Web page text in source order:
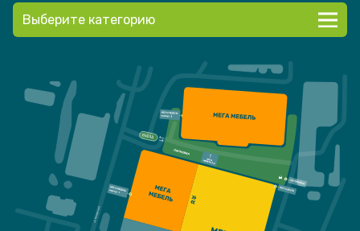
Выберите категорию